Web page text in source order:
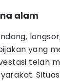
alam
yang
telah